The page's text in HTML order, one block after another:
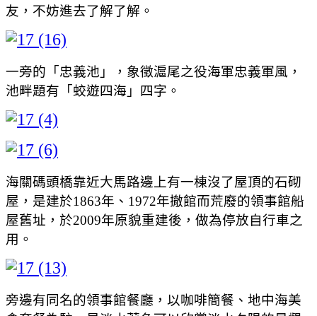
友，不妨進去了解了解。
一旁的「忠義池」，象徵滬尾之役海軍忠義軍風，
池畔題有「蛟遊四海」四字。
海關碼頭橋靠近大馬路邊上有一棟沒了屋頂的石砌
屋，是建於1863年、1972年撤館而荒廢的領事館船
屋舊址，於2009年原貌重建後，做為停放自行車之
用。
旁邊有同名的領事館餐廳，以咖啡簡餐、地中海美